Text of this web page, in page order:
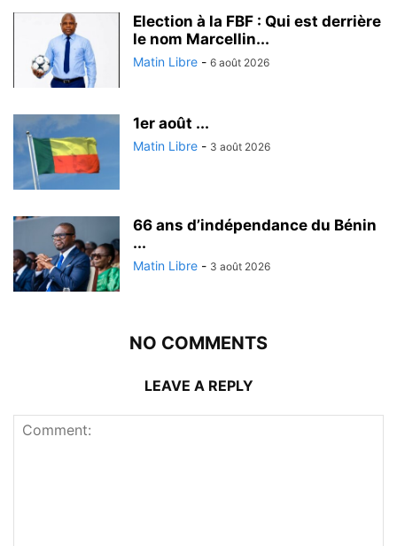
Election à la FBF : Qui est derrière
le nom Marcellin...
Matin Libre - 6 août 2026
1er août ...
Matin Libre - 3 août 2026
66 ans d’indépendance du Bénin
...
Matin Libre - 3 août 2026
NO COMMENTS
LEAVE A REPLY